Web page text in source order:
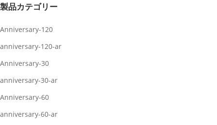
製品カテゴリー
Anniversary-120
anniversary-120-ar
Anniversary-30
anniversary-30-ar
Anniversary-60
anniversary-60-ar